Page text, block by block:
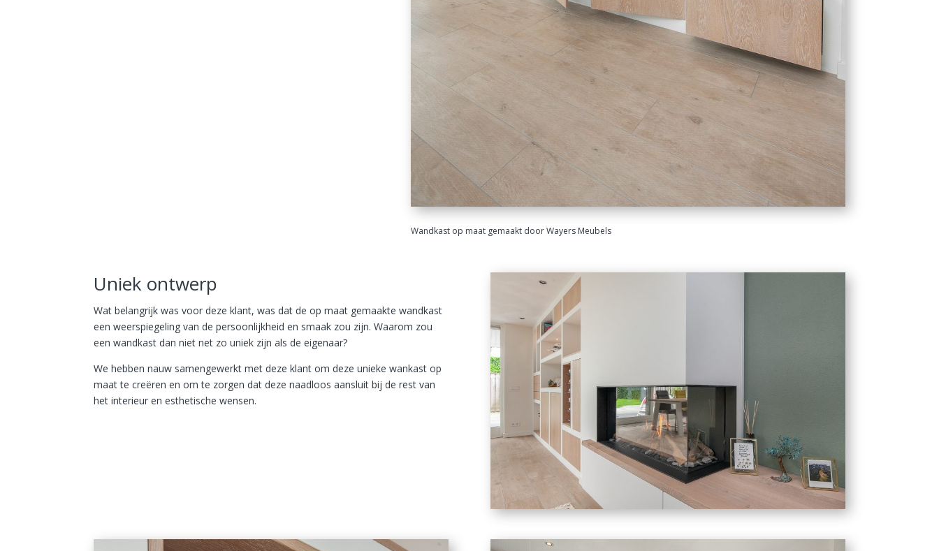
Wandkast op maat gemaakt door Wayers Meubels
Uniek ontwerp
Wat belangrijk was voor deze klant, was dat de op maat gemaakte wandkast
een weerspiegeling van de persoonlijkheid en smaak zou zijn. Waarom zou
een wandkast dan niet net zo uniek zijn als de eigenaar?
We hebben nauw samengewerkt met deze klant om deze unieke wankast op
maat te creëren en om te zorgen dat deze naadloos aansluit bij de rest van
het interieur en esthetische wensen.